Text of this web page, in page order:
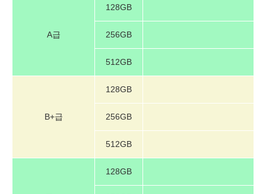
A급
128GB
256GB
512GB
B+급
128GB
256GB
512GB
128GB